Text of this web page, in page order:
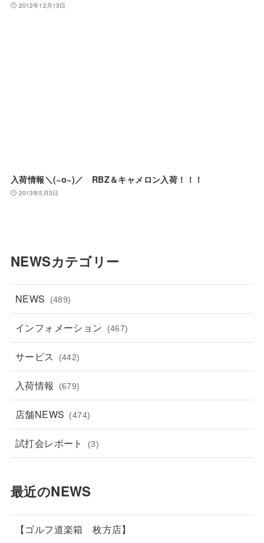
2012年12月13日
入荷情報＼(~o~)／ RBZ＆キャメロン入荷！！！
2013年5月3日
NEWSカテゴリー
NEWS (489)
インフォメーション (467)
サービス (442)
入荷情報 (679)
店舗NEWS (474)
試打会レポート (3)
最近のNEWS
【ゴルフ道楽箱 枚方店】